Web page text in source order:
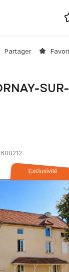
Partager
SUR-
Exclusivité